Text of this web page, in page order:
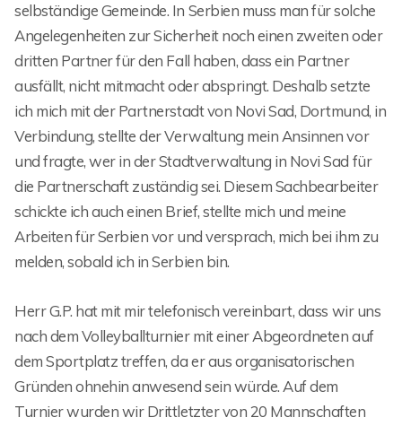
selbständige Gemeinde. In Serbien muss man für solche
Angelegenheiten zur Sicherheit noch einen zweiten oder
dritten Partner für den Fall haben, dass ein Partner
ausfällt, nicht mitmacht oder abspringt. Deshalb setzte
ich mich mit der Partnerstadt von Novi Sad, Dortmund, in
Verbindung, stellte der Verwaltung mein Ansinnen vor
und fragte, wer in der Stadtverwaltung in Novi Sad für
die Partnerschaft zuständig sei. Diesem Sachbearbeiter
schickte ich auch einen Brief, stellte mich und meine
Arbeiten für Serbien vor und versprach, mich bei ihm zu
melden, sobald ich in Serbien bin.
Herr G.P. hat mit mir telefonisch vereinbart, dass wir uns
nach dem Volleyballturnier mit einer Abgeordneten auf
dem Sportplatz treffen, da er aus organisatorischen
Gründen ohnehin anwesend sein würde. Auf dem
Turnier wurden wir Drittletzter von 20 Mannschaften